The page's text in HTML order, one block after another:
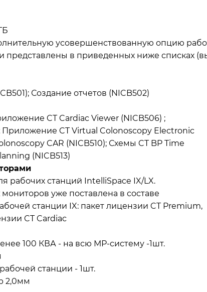
усовершенствованную опцию
в приведенных ниже списках
Создание отчетов (NICB502)
CT Cardiac Viewer (NICB506) ;
CT Virtual Colonoscopy Electronic
CAR (NICB510); Схемы CT BP Time
(NICB513)
рабочих станций IntelliSpace IX/LX.
уже поставлена в составе
станции IX: пакет лицензии CT Premium,
CT Cardiac
100 КВА - на всю МР-систему -1шт.
станции - 1шт.
2,0мм